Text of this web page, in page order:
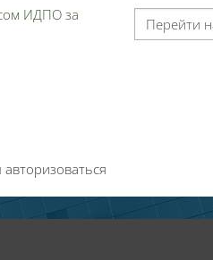
ИДПО за
Перейти на...